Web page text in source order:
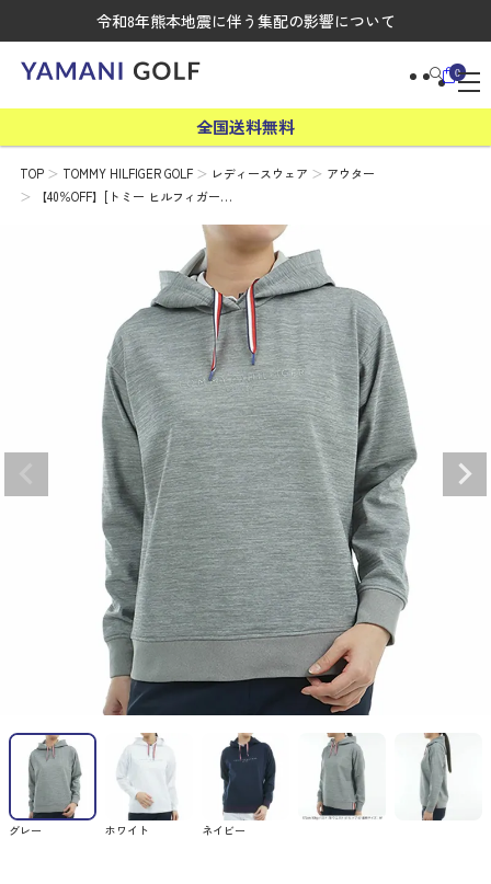
令和8年熊本地震に伴う集配の影響について
0
全国送料無料
TOP TOMMY HILFIGER GOLF レディースウェア
アウター
【40％OFF】[トミー ヒルフィガー…
グレー ホワイト ネイビー